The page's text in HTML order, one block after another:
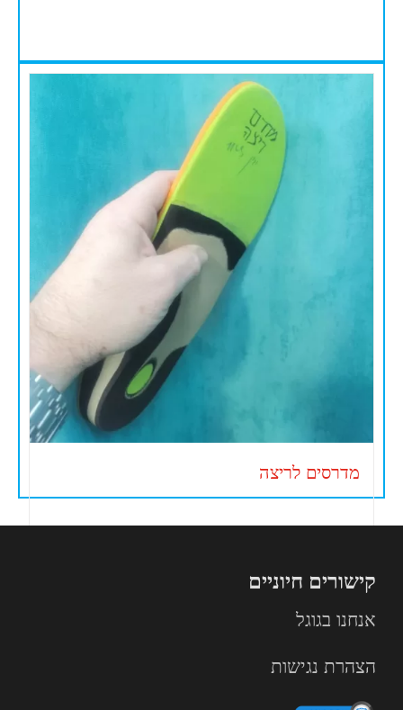
מדרסים לריצה
קישורים חיוניים
אנחנו בגוגל
הצהרת נגישות